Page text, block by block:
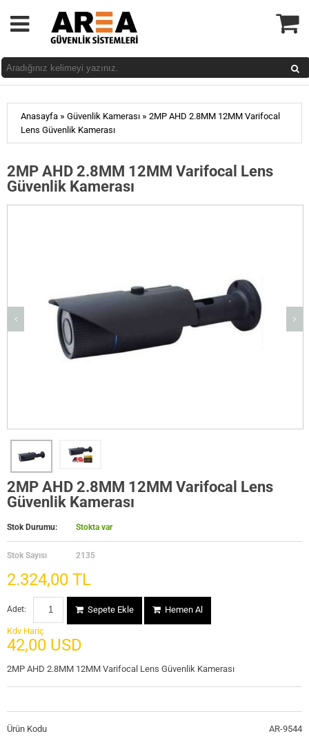
Anasayfa » Güvenlik Kamerası » 2MP AHD 2.8MM 12MM Varifocal
Lens Güvenlik Kamerası
2MP AHD 2.8MM 12MM Varifocal Lens
Güvenlik Kamerası
2MP AHD 2.8MM 12MM Varifocal Lens
Güvenlik Kamerası
Stok Durumu: Stokta var
Stok Sayısı 2135
2.324,00 TL
Adet: Sepete Ekle Hemen Al
Kdv Hariç
42,00 USD
2MP AHD 2.8MM 12MM Varifocal Lens Güvenlik Kamerası
Ürün Kodu
AR-9544